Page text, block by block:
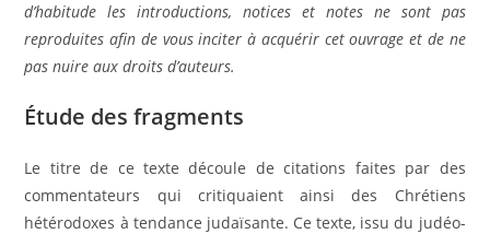
d’habitude les introductions, notices et notes ne sont pas
reproduites afin de vous inciter à acquérir cet ouvrage et de ne
pas nuire aux droits d’auteurs.
Étude des fragments
Le titre de ce texte découle de citations faites par des
commentateurs qui critiquaient ainsi des Chrétiens
hétérodoxes à tendance judaïsante. Ce texte, issu du judéo-